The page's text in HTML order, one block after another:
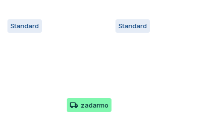
Standard
zadarmo
Standard